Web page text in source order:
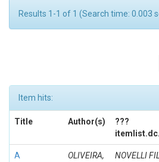
Results 1-1 of 1 (Search time: 0.003
Item hits:
Title Author(s)
???
A
OLIVEIRA,
NOVELLI